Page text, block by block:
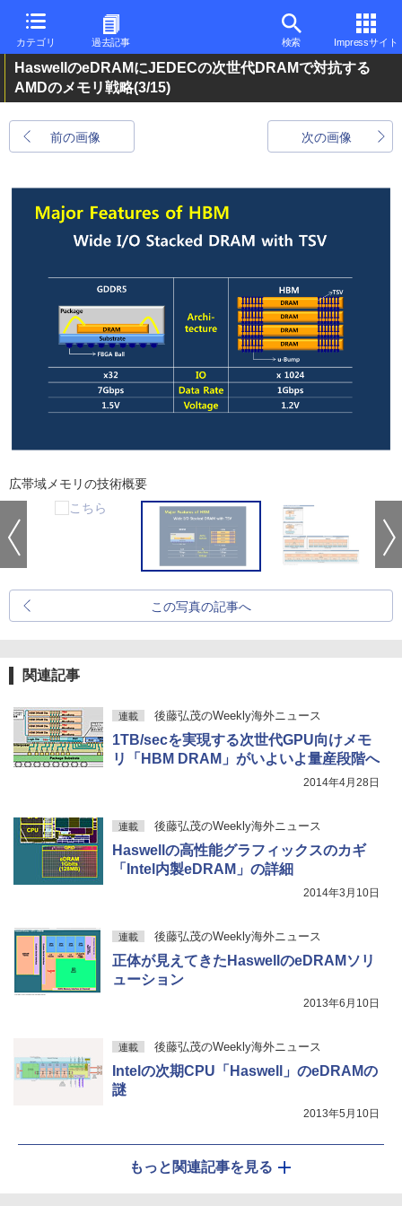
カテゴリ 過去記事 検索 Impressサイト
HaswellのeDRAMにJEDECの次世代DRAMで対抗する
AMDのメモリ戦略(3/15)
前の画像 次の画像
広帯域メモリの技術概要
この写真の記事へ
関連記事
連載 後藤弘茂のWeekly海外ニュース
1TB/secを実現する次世代GPU向けメモ
リ「HBM DRAM」がいよいよ量産段階へ
2014年4月28日
連載 後藤弘茂のWeekly海外ニュース
Haswellの高性能グラフィックスのカギ
「Intel内製eDRAM」の詳細
2014年3月10日
連載 後藤弘茂のWeekly海外ニュース
正体が見えてきたHaswellのeDRAMソリ
ューション
2013年6月10日
連載 後藤弘茂のWeekly海外ニュース
Intelの次期CPU「Haswell」のeDRAMの
謎
2013年5月10日
もっと関連記事を見る